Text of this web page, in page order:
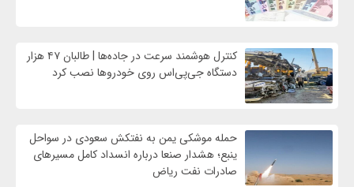
کنترل هوشمند سرعت در جاده‌ها | طالبان ۴۷ هزار
دستگاه جی‌پی‌اس روی خودروها نصب کرد
حمله موشکی یمن به نفتکش سعودی در سواحل
ینبع؛ هشدار صنعا درباره انسداد کامل مسیرهای
صادرات نفت ریاض